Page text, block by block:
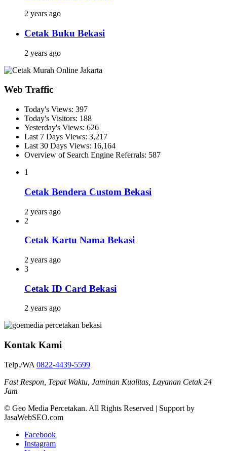
2 years ago
Cetak Buku Bekasi
2 years ago
Web Traffic
Today's Views: 397
Today's Visitors: 188
Yesterday's Views: 626
Last 7 Days Views: 3,217
Last 30 Days Views: 16,164
Overview of Search Engine Referrals: 587
1
Cetak Bendera Custom Bekasi
2 years ago
2
Cetak Kartu Nama Bekasi
2 years ago
3
Cetak ID Card Bekasi
2 years ago
Kontak Kami
Telp./WA 0822-4439-5599
Fast Respon, Tepat Waktu, Jaminan Kualitas, Layanan Cetak 24
Jam
© Geo Media Percetakan. All Rights Reserved | Support by
JasaWebSEO.com
Facebook
Instagram